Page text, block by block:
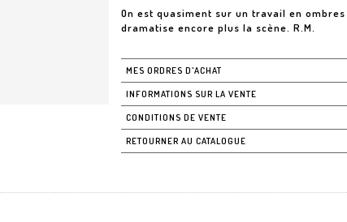
On est quasiment sur un travail en
dramatise encore plus la scène. R.M.
MES ORDRES D'ACHAT
INFORMATIONS SUR LA VENTE
CONDITIONS DE VENTE
RETOURNER AU CATALOGUE